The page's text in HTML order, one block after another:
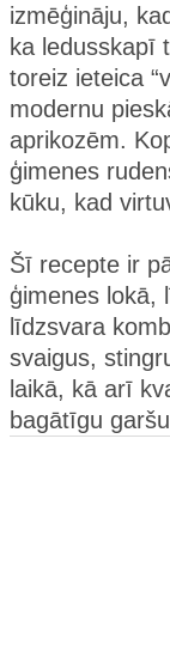
izmēģināju,
ka ledusskapī
toreiz ieteica
modernu
aprikozēm.
ģimenes
kūku, kad
Šī recepte ir
ģimenes lokā,
līdzsvara
svaigus,
laikā, kā arī
bagātīgu